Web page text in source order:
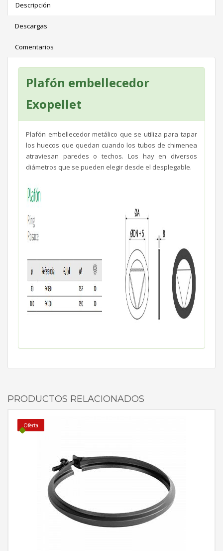
Descripción
Descargas
Comentarios
Plafón embellecedor
Exopellet
Plafón embellecedor metálico que se utiliza para tapar
los huecos que quedan cuando los tubos de chimenea
atraviesan paredes o techos. Los hay en diversos
diámetros que se pueden elegir desde el desplegable.
PRODUCTOS RELACIONADOS
Oferta